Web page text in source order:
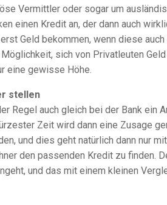
Vermittler oder sogar um
einen Kredit an, der dann auch
Geld bekommen, wenn diese auch
sich von Privatleuten
eine gewisse Höhe.
stellen
Regel auch gleich bei der Bank ein
Zeit wird dann eine Zusage
und dies geht natürlich dann nur
den passenden Kredit zu finden.
und das mit einem kleinen